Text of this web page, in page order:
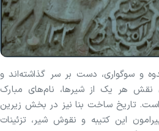
و سوگواری، دست بر سر گذاشته‌اند و
نقش هر یک از شیرها، نام‌های مبارک
تاریخ ساخت بنا نیز در بخش زیرین
این کتیبه و نقوش شیر، تزئینات